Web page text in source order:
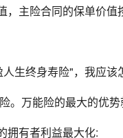
，主险合同的保单价值
生终身寿险"，我应
。万能险的最大的优
拥有者利益最大化: